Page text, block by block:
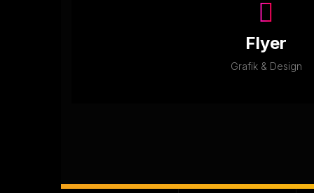
Flyer
Grafik & Design